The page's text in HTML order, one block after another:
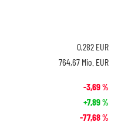
0,282 EUR
764,67 Mio. EUR
-3,69%
+7,89%
-77,68%